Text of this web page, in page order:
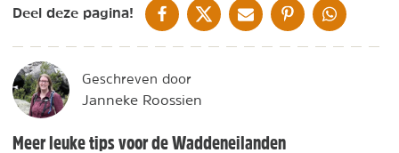
Deel deze pagina! DELEN OP FACEBOOK
DELEN OP XDELEN VIA DE MAIL
DELEN OP PINTEREST
DELEN OP
Geschreven door
Janneke Roossien
Meer leuke tips voor de Waddeneilanden